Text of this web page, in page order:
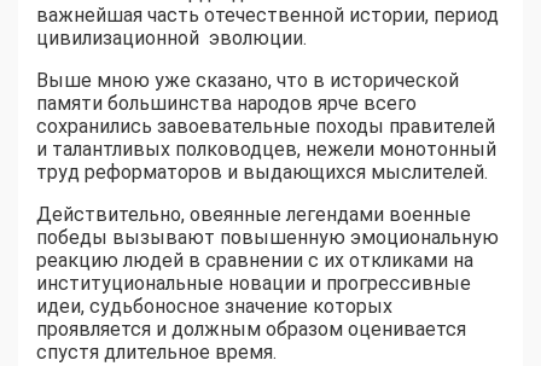
важнейшая часть отечественной истории, период
цивилизационной эволюции.
Выше мною уже сказано, что в исторической
памяти большинства народов ярче всего
сохранились завоевательные походы правителей
и талантливых полководцев, нежели монотонный
труд реформаторов и выдающихся мыслителей.
Действительно, овеянные легендами военные
победы вызывают повышенную эмоциональную
реакцию людей в сравнении с их откликами на
институциональные новации и прогрессивные
идеи, судьбоносное значение которых
проявляется и должным образом оценивается
спустя длительное время.